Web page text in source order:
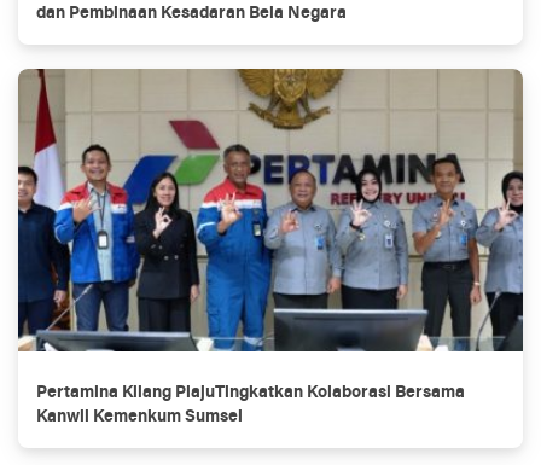
dan Pembinaan Kesadaran Bela Negara
Pertamina Kilang PlajuTingkatkan Kolaborasi Bersama
Kanwil Kemenkum Sumsel